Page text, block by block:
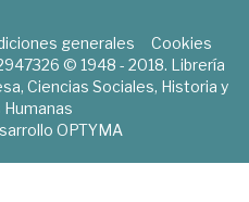
generales
Cookies
© 1948 - 2018. Librería
Ciencias Sociales, Historia y
OPTYMA